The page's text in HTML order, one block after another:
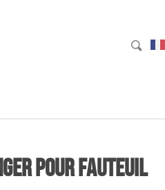
pour fauteuil